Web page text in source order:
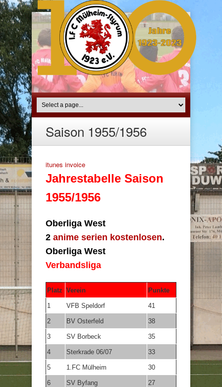
Saison 1955/1956
itunes invoice
Jahrestabelle Saison
1955/1956
Oberliga West
2 anime serien kostenlosen.
Oberliga West
Verbandsliga
Platz Verein Punkte
1 VFB Speldorf 41
2 BV Osterfeld 38
3 SV Borbeck 35
4 Sterkrade 06/07 33
5 1.FC Mülheim 30
6 SV Byfang 27